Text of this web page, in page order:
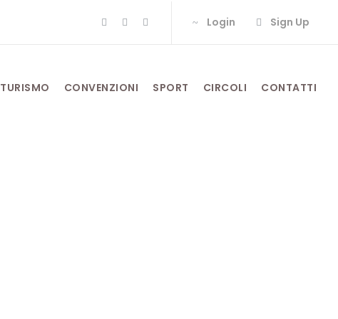
Login Sign Up
TURISMO CONVENZIONI SPORT CIRCOLI CONTATTI